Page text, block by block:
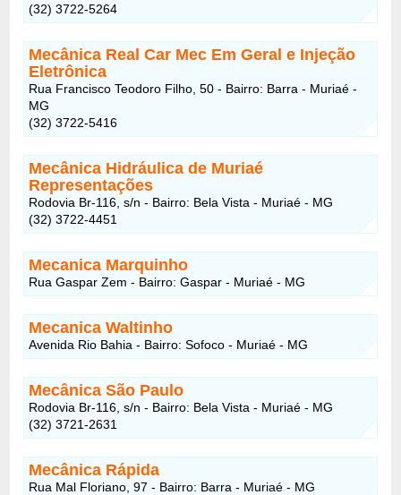
(32) 3722-5264
Mecânica Real Car Mec Em Geral e Injeção
Eletrônica
Rua Francisco Teodoro Filho, 50 - Bairro: Barra - Muriaé -
MG
(32) 3722-5416
Mecânica Hidráulica de Muriaé
Representações
Rodovia Br-116, s/n - Bairro: Bela Vista - Muriaé - MG
(32) 3722-4451
Mecanica Marquinho
Rua Gaspar Zem - Bairro: Gaspar - Muriaé - MG
Mecanica Waltinho
Avenida Rio Bahia - Bairro: Sofoco - Muriaé - MG
Mecânica São Paulo
Rodovia Br-116, s/n - Bairro: Bela Vista - Muriaé - MG
(32) 3721-2631
Mecânica Rápida
Rua Mal Floriano, 97 - Bairro: Barra - Muriaé - MG